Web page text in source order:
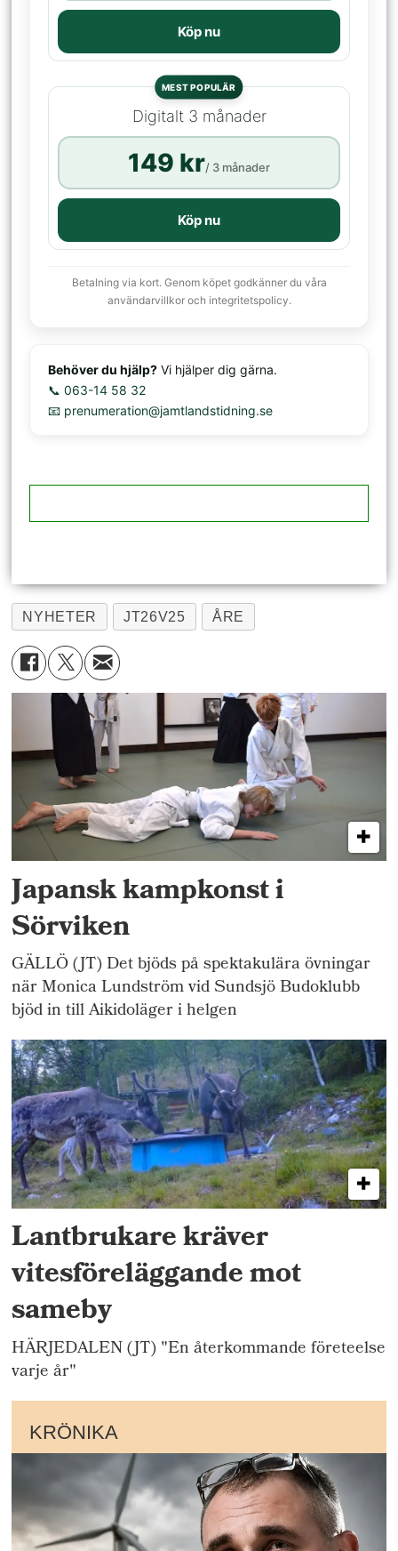
Köp nu
MEST POPULÄR
Digitalt 3 månader
149 kr/ 3 månader
Köp nu
Betalning via kort. Genom köpet godkänner du våra
användarvillkor och integritetspolicy.
Behöver du hjälp? Vi hjälper dig gärna.
📞 063-14 58 32
📧 prenumeration@jamtlandstidning.se
NYHETER JT26V25 ÅRE
Japansk kampkonst i
Sörviken
GÄLLÖ (JT) Det bjöds på spektakulära övningar
när Monica Lundström vid Sundsjö Budoklubb
bjöd in till Aikidoläger i helgen
Lantbrukare kräver
vitesföreläggande mot
sameby
HÄRJEDALEN (JT) "En återkommande företeelse
varje år"
KRÖNIKA